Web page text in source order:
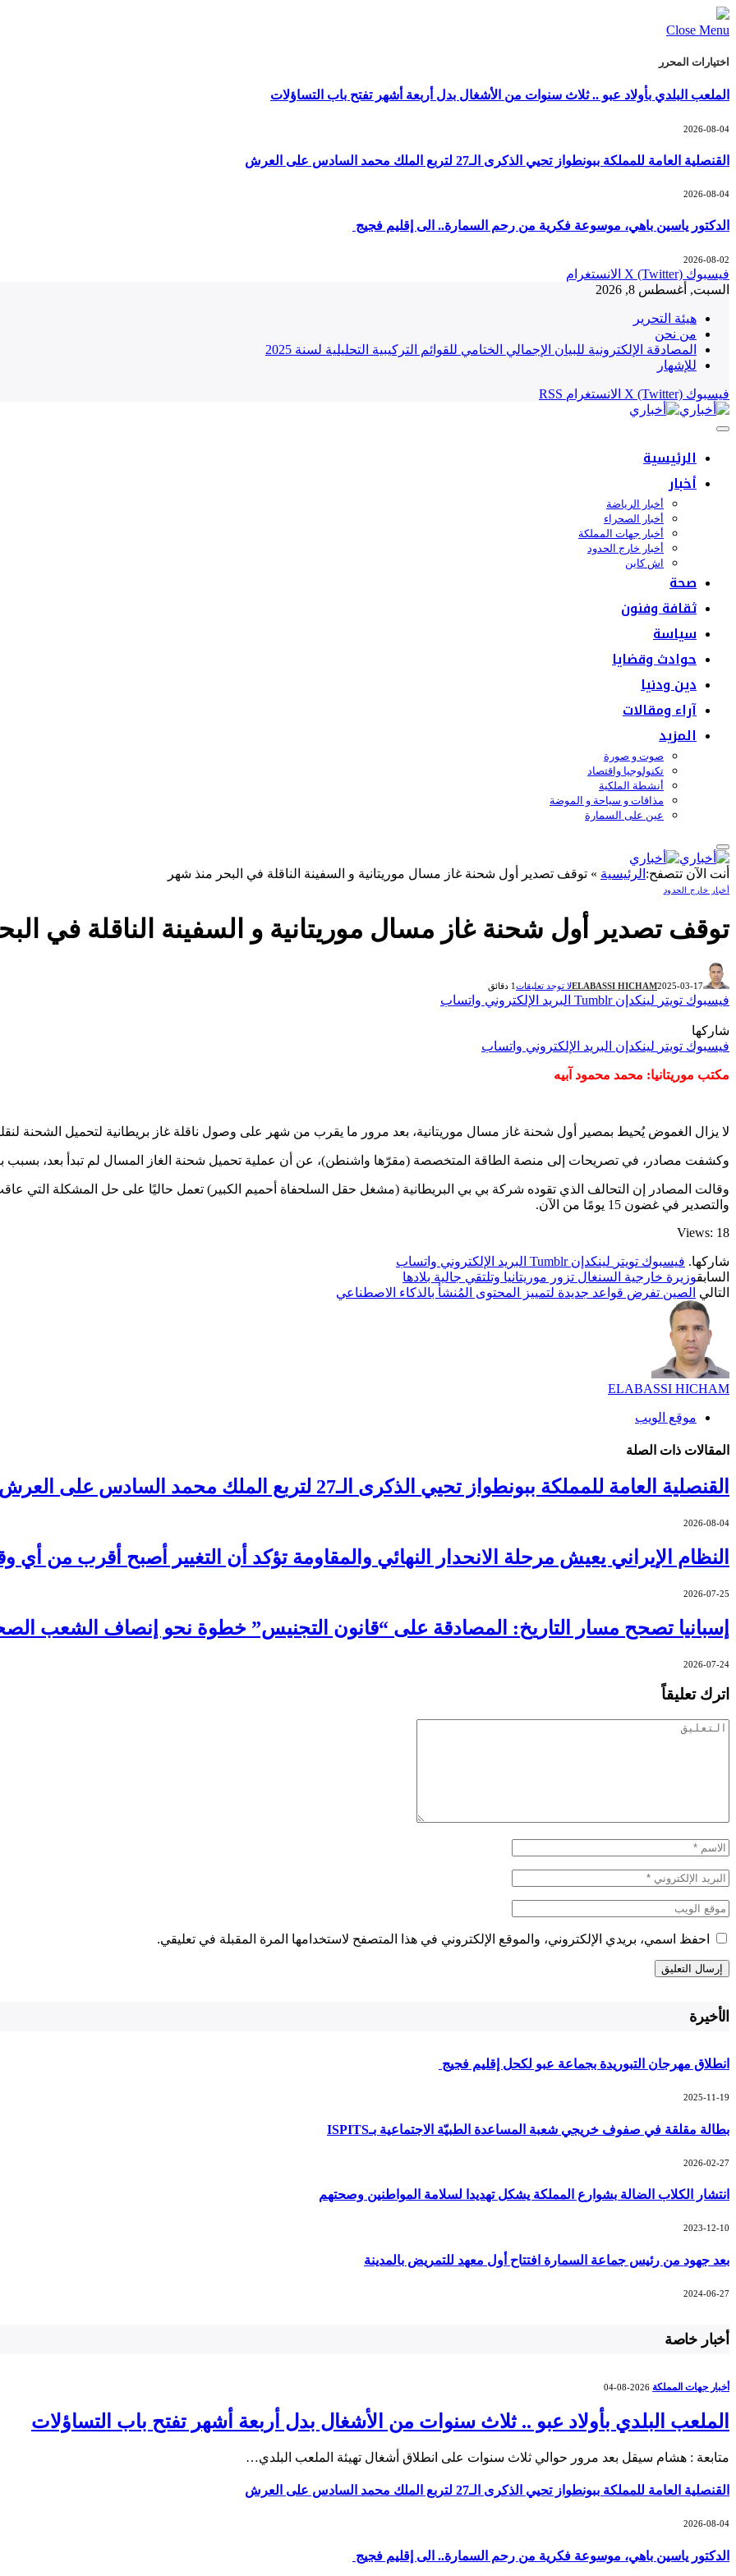
Close Menu
اختيارات المحرر
الملعب البلدي بأولاد عبو .. ثلاث سنوات من الأشغال بدل أربعة أشهر تفتح باب التساؤلات
2026-08-04
القنصلية العامة للمملكة ببونطواز تحيي الذكرى الـ27 لتربع الملك محمد السادس على العرش
2026-08-04
الدكتور ياسين باهي، موسوعة فكرية من رحم السمارة.. الى إقليم فجيج
2026-08-02
فيسبوك X (Twitter) الانستغرام
السبت, أغسطس 8, 2026
هيئة التحرير
من نحن
المصادقة الإلكترونية للبيان الإجمالي الختامي للقوائم التركيبية التحليلية لسنة 2025
للإشهار
فيسبوك X (Twitter) الانستغرام RSS
الرئيسية
أخبار
أخبار الرياضة
أخبار الصحراء
أخبار جهات المملكة
أخبار خارج الحدود
اش كاين
صحة
ثقافة وفنون
سياسة
حوادث وقضايا
دين ودنيا
آراء ومقالات
المزيد
صوت و صورة
تكنولوجيا واقتصاد
أنشطة الملكية
مذاقات و سياحة و الموضة
عين على السمارة
أنت الآن تتصفح: الرئيسية » توقف تصدير أول شحنة غاز مسال موريتانية و السفينة الناقلة في البحر منذ شهر
أخبار خارج الحدود
توقف تصدير أول شحنة غاز مسال موريتانية و السفينة الناقلة في
ELABASSI HICHAM2025-03-17 لا توجد تعليقات1 دقائق
فيسبوك تويتر لينكدإن Tumblr البريد الإلكتروني واتساب
شاركها
فيسبوك تويتر لينكدإن البريد الإلكتروني واتساب
مكتب موريتانيا: محمد محمود آبيه
لا يزال الغموض يُحيط بمصير أول شحنة غاز مسال موريتانية، بعد مرور ما يقرب من شهر على وصول ناقلة غاز بريطانية لتحميل الشحنة
وكشفت مصادر، في تصريحات إلى منصة الطاقة المتخصصة (مقرّها واشنطن)، عن أن عملية تحميل شحنة الغاز المسال لم تبدأ بعد، بسبب
وقالت المصادر إن التحالف الذي تقوده شركة بي بي البريطانية (مشغل حقل السلحفاة أحميم الكبير) تعمل حاليًا على حل المشكلة التي
والتصدير في غضون 15 يومًا من الآن.
Views: 18
شاركها. فيسبوك تويتر لينكدإن Tumblr البريد الإلكتروني واتساب
السابقوزيرة خارجية السنغال تزور موريتانيا وتلتقي جالية بلادها
التالي الصين تفرض قواعد جديدة لتمييز المحتوى المُنشأ بالذكاء الاصطناعي
ELABASSI HICHAM
موقع الويب
المقالات ذات الصلة
القنصلية العامة للمملكة ببونطواز تحيي الذكرى الـ27 لتربع الملك محمد السادس على العرش
2026-08-04
النظام الإيراني يعيش مرحلة الانحدار النهائي والمقاومة تؤكد أن التغيير أصبح أقرب من
2026-07-25
إسبانيا تصحح مسار التاريخ: المصادقة على “قانون التجنيس” خطوة نحو إنصاف الشعب
2026-07-24
اترك تعليقاً
احفظ اسمي، بريدي الإلكتروني، والموقع الإلكتروني في هذا المتصفح لاستخدامها المرة المقبلة في تعليقي.
الأخيرة
انطلاق مهرجان التبوريدة بجماعة عبو لكحل إقليم فجيج
2025-11-19
بطالة مقلقة في صفوف خريجي شعبة المساعدة الطبيّة الاجتماعية بـISPITS
2026-02-27
انتشار الكلاب الضالة بشوارع المملكة يشكل تهديدا لسلامة المواطنين وصحتهم
2023-12-10
بعد جهود من رئيس جماعة السمارة افتتاح أول معهد للتمريض بالمدينة
2024-06-27
أخبار خاصة
أخبار جهات المملكة 2026-08-04
الملعب البلدي بأولاد عبو .. ثلاث سنوات من الأشغال بدل أربعة أشهر تفتح باب التساؤلات
متابعة : هشام سيقل بعد مرور حوالي ثلاث سنوات على انطلاق أشغال تهيئة الملعب البلدي…
القنصلية العامة للمملكة ببونطواز تحيي الذكرى الـ27 لتربع الملك محمد السادس على العرش
2026-08-04
الدكتور ياسين باهي، موسوعة فكرية من رحم السمارة.. الى إقليم فجيج